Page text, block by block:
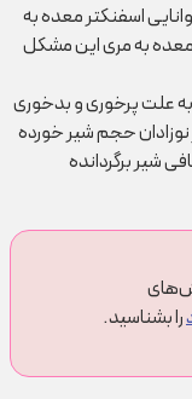
اسفنکتر معده به
معده به مری این مشکل
به علت پرخوری و بدخوری
حجم شیر خورده
شیر برگردانده
را بشناسید.